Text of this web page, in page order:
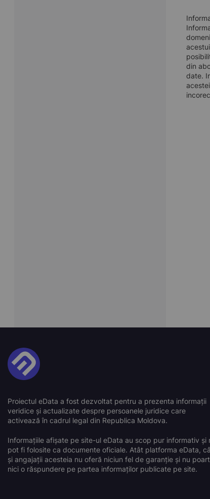
din
date.
Proiectul eData a fost dezvoltat pentru a prezenta informații
veridice și actualizate despre persoanele juridice care
activează în cadrul legal din Republica Moldova.
Informațiile afișate pe site-ul eData au scop pur informativ și
pot fi folosite ca documente oficiale. Atât platforma eData,
și angajații acesteia nu oferă niciun fel de garanție și nu
nici o răspundere pe partea informaților publicate pe site.